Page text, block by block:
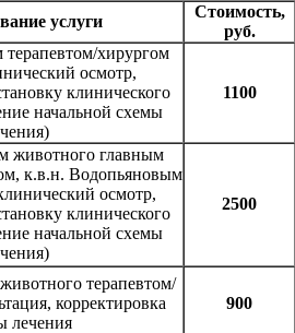
услуги
Стоимость,
руб.
хирургом
осмотр,
клинического
начальной схемы
1100
животного главным
к.в.н. Водопьяновым
осмотр,
клинического
начальной схемы
2500
терапевтом/
корректировка
лечения
900